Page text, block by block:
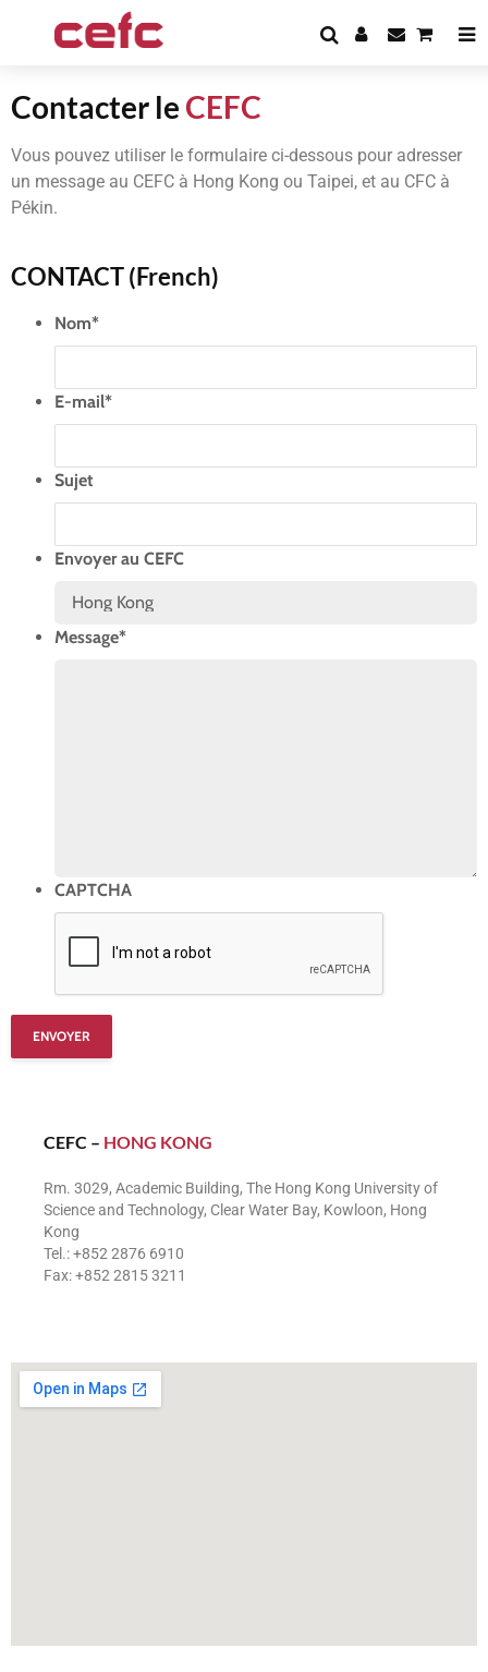
Contacter le CEFC
Vous pouvez utiliser le formulaire ci-dessous pour adresser
un message au CEFC à Hong Kong ou Taipei, et au CFC à
Pékin.
CONTACT (French)
Nom*
E-mail*
Sujet
Envoyer au CEFC
Message*
CAPTCHA
CEFC – HONG KONG
Rm. 3029, Academic Building, The Hong Kong University of
Science and Technology, Clear Water Bay, Kowloon, Hong
Kong
Tel.: +852 2876 6910
Fax: +852 2815 3211